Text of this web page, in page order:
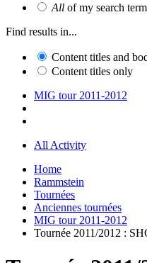
All of my search
Find results in...
Content titles and
Content titles only
MIG tour 2011-2012
All Activity
Home
Rammstein
Tournées
Anciennes tournées
MIG tour 2011-2012
Tournée 2011/2012 :